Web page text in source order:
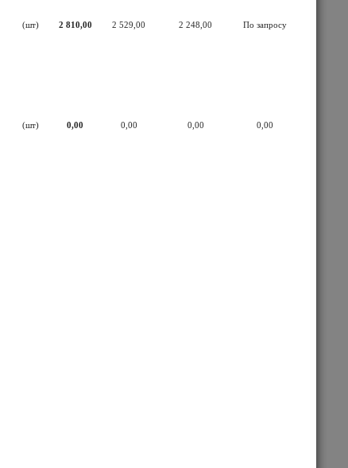
(шт) 2 810,00 2 529,00 2 248,00 По запросу
(шт) 0,00 0,00 0,00 0,00